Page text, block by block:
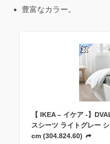
豊富なカラー。
【 IKEA – イケア -】
スシーツ ライトグレー
cm (304.824.60)